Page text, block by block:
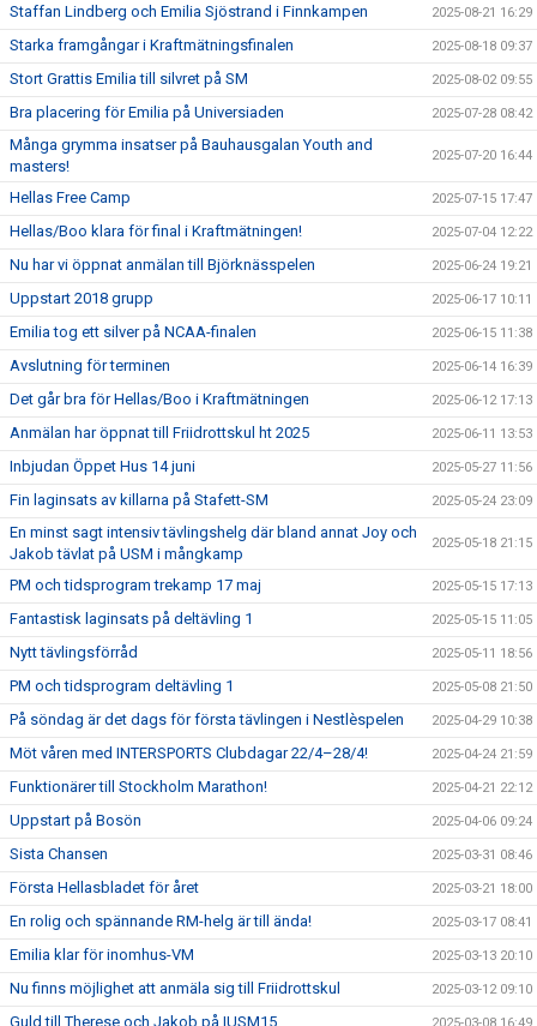
Staffan Lindberg och Emilia Sjöstrand i Finnkampen 2025-08-21 16:29
Starka framgångar i Kraftmätningsfinalen 2025-08-18 09:37
Stort Grattis Emilia till silvret på SM 2025-08-02 09:55
Bra placering för Emilia på Universiaden 2025-07-28 08:42
Många grymma insatser på Bauhausgalan Youth and
masters!
2025-07-20 16:44
Hellas Free Camp 2025-07-15 17:47
Hellas/Boo klara för final i Kraftmätningen! 2025-07-04 12:22
Nu har vi öppnat anmälan till Björknässpelen 2025-06-24 19:21
Uppstart 2018 grupp 2025-06-17 10:11
Emilia tog ett silver på NCAA-finalen 2025-06-15 11:38
Avslutning för terminen 2025-06-14 16:39
Det går bra för Hellas/Boo i Kraftmätningen 2025-06-12 17:13
Anmälan har öppnat till Friidrottskul ht 2025 2025-06-11 13:53
Inbjudan Öppet Hus 14 juni 2025-05-27 11:56
Fin laginsats av killarna på Stafett-SM 2025-05-24 23:09
En minst sagt intensiv tävlingshelg där bland annat Joy och
Jakob tävlat på USM i mångkamp
2025-05-18 21:15
PM och tidsprogram trekamp 17 maj 2025-05-15 17:13
Fantastisk laginsats på deltävling 1 2025-05-15 11:05
Nytt tävlingsförråd 2025-05-11 18:56
PM och tidsprogram deltävling 1 2025-05-08 21:50
På söndag är det dags för första tävlingen i Nestlèspelen 2025-04-29 10:38
Möt våren med INTERSPORTS Clubdagar 22/4–28/4! 2025-04-24 21:59
Funktionärer till Stockholm Marathon! 2025-04-21 22:12
Uppstart på Bosön 2025-04-06 09:24
Sista Chansen 2025-03-31 08:46
Första Hellasbladet för året 2025-03-21 18:00
En rolig och spännande RM-helg är till ända! 2025-03-17 08:41
Emilia klar för inomhus-VM 2025-03-13 20:10
Nu finns möjlighet att anmäla sig till Friidrottskul 2025-03-12 09:10
Guld till Therese och Jakob på IUSM15